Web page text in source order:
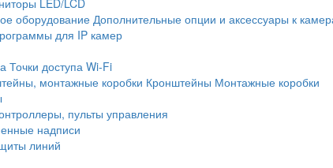
LED/LCD
оборудование Дополнительные опции и аксессуары к
для IP камер
Точки доступа Wi-Fi
монтажные коробки Кронштейны Монтажные коробки
пульты управления
надписи
линий